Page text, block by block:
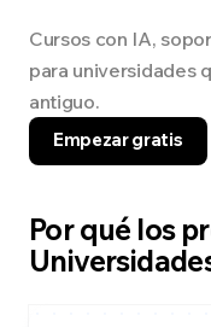
Cursos con IA,
para universidades
antiguo.
Empezar gratis
Por qué los